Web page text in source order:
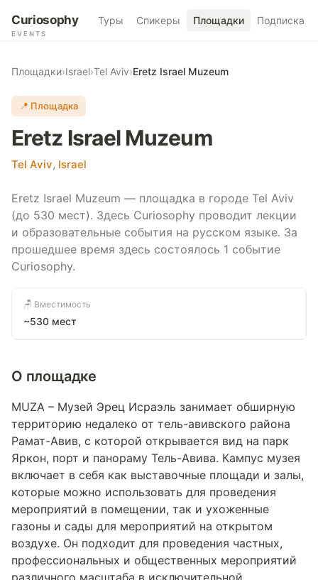
Curiosophy
EVENTS
Туры Спикеры Площадки Подписка
Площадки›Israel›Tel Aviv›Eretz Israel Muzeum
📍 Площадка
Eretz Israel Muzeum
Tel Aviv, Israel
Eretz Israel Muzeum — площадка в городе Tel Aviv
(до 530 мест). Здесь Curiosophy проводит лекции
и образовательные события на русском языке. За
прошедшее время здесь состоялось 1 событие
Curiosophy.
🪑 Вместимость
~530 мест
О площадке
MUZA – Музей Эрец Исраэль занимает обширную
территорию недалеко от тель-авивского района
Рамат-Авив, с которой открывается вид на парк
Яркон, порт и панораму Тель-Авива. Кампус музея
включает в себя как выставочные площади и залы,
которые можно использовать для проведения
мероприятий в помещении, так и ухоженные
газоны и сады для мероприятий на открытом
воздухе. Он подходит для проведения частных,
профессиональных и общественных мероприятий
различного масштаба в исключительной